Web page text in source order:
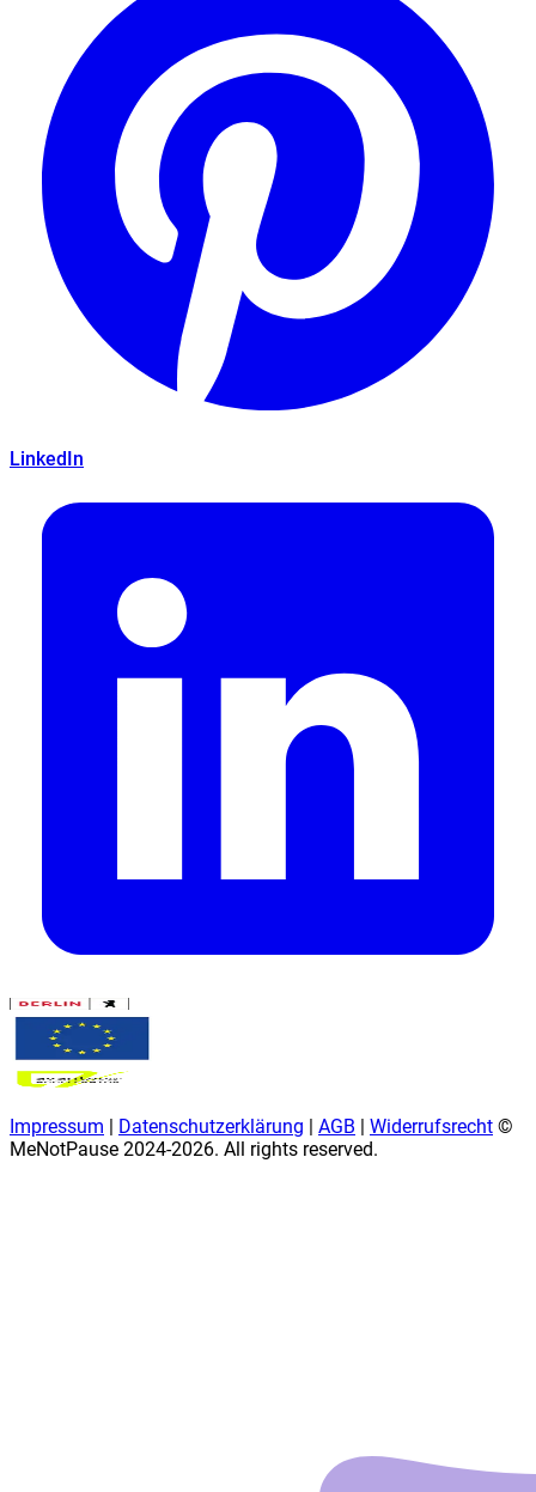
LinkedIn
Impressum | Datenschutzerklärung | AGB | Widerrufsrecht ©
MeNotPause 2024-2026. All rights reserved.